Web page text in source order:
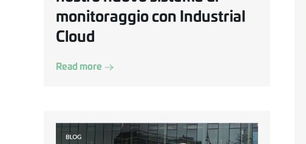
monitoraggio con Industrial
Cloud
Read more